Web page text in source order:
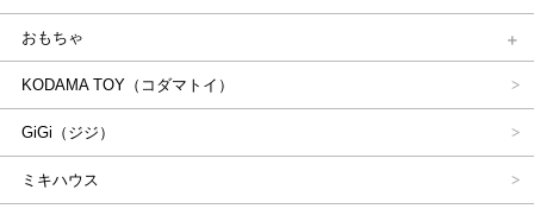
おもちゃ
KODAMA TOY（コダマトイ）
GiGi（ジジ）
ミキハウス